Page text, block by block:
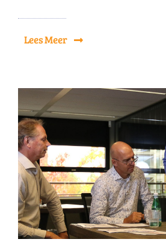
Lees Meer